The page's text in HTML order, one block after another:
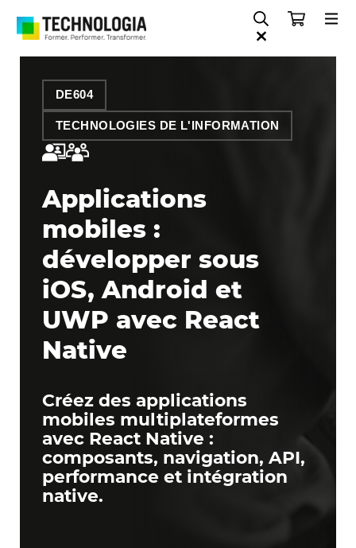
DE604
TECHNOLOGIES DE L'INFORMATION
Applications
mobiles :
développer sous
iOS, Android et
UWP avec React
Native
Créez des applications
mobiles multiplateformes
avec React Native :
composants, navigation, API,
performance et intégration
native.